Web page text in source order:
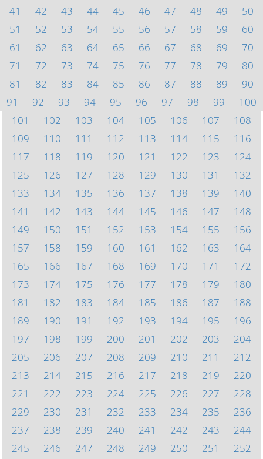
41
42 43 44 45 46 47 48 49
50
51
52 53 54 55 56 57 58 59
60
61
62 63 64 65 66 67 68 69
70
71
72 73 74 75 76 77 78 79
80
81
82 83 84 85 86 87 88 89
90
91
92 93 94 95 96 97 98 99
100
101
102 103 104 105 106 107
108
109
110 111 112 113 114 115
116
117
118 119 120 121 122 123
124
125
126 127 128 129 130 131
132
133
134 135 136 137 138 139
140
141
142 143 144 145 146 147
148
149
150 151 152 153 154 155
156
157
158 159 160 161 162 163
164
165
166 167 168 169 170 171
172
173
174 175 176 177 178 179
180
181
182 183 184 185 186 187
188
189
190 191 192 193 194 195
196
197
198 199 200 201 202 203
204
205
206 207 208 209 210 211
212
213
214 215 216 217 218 219
220
221
222 223 224 225 226 227
228
229
230 231 232 233 234 235
236
237
238 239 240 241 242 243
244
245
246 247 248 249 250 251
252